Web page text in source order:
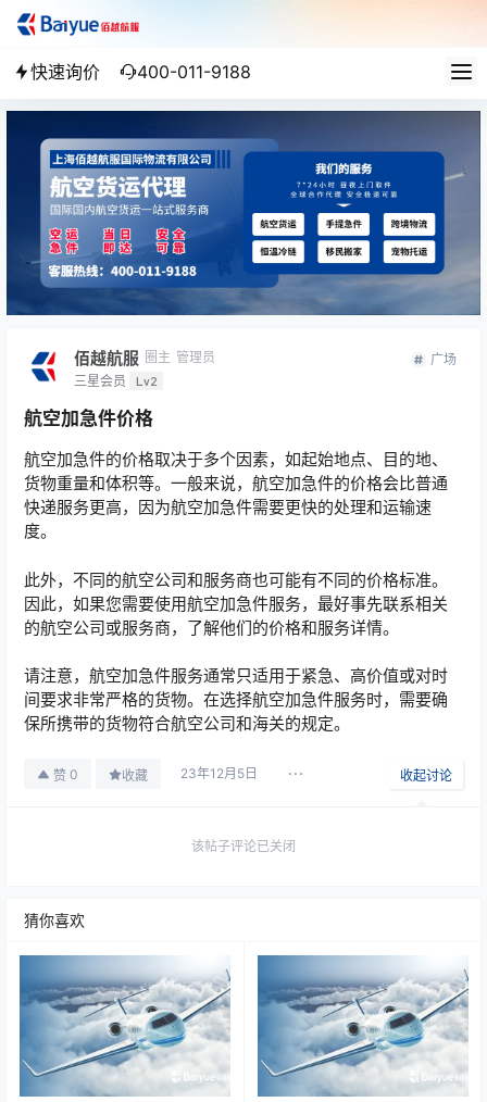
快速询价 400-011-9188
佰越航服 圈主 管理员
三星会员
Lv2
广场
航空加急件价格
航空加急件的价格取决于多个因素，如起始地点、目的地、
货物重量和体积等。一般来说，航空加急件的价格会比普通
快递服务更高，因为航空加急件需要更快的处理和运输速
度。
此外，不同的航空公司和服务商也可能有不同的价格标准。
因此，如果您需要使用航空加急件服务，最好事先联系相关
的航空公司或服务商，了解他们的价格和服务详情。
请注意，航空加急件服务通常只适用于紧急、高价值或对时
间要求非常严格的货物。在选择航空加急件服务时，需要确
保所携带的货物符合航空公司和海关的规定。
赞 0 收藏 23年12月5日 收起讨论
该帖子评论已关闭
猜你喜欢